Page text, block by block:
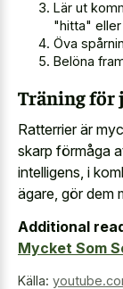
Lär ut
"hitta"
Öva
Belöna
Träning för
Ratterrier är
skarp förmåga
intelligens, i
ägare, gör dem
Additional
Mycket Som
Källa: